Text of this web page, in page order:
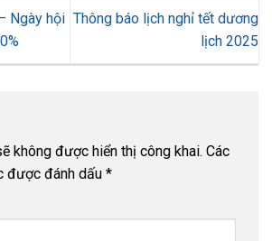
Ngày hội Thông báo lịch nghỉ tết dương
lịch 2025
không được hiển thị công khai. Các
được đánh dấu *